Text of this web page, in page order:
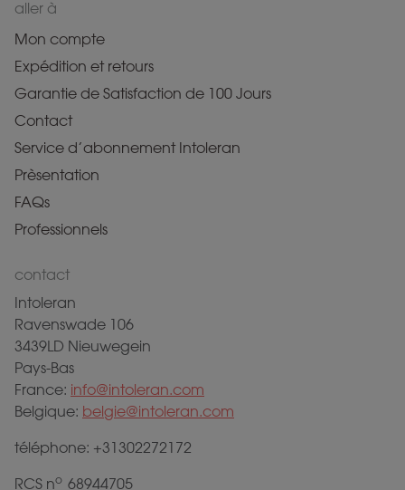
aller à
Mon compte
Expédition et retours
Garantie de Satisfaction de 100 Jours
Contact
Service d’abonnement Intoleran
Prèsentation
FAQs
Professionnels
contact
Intoleran
Ravenswade 106
3439LD Nieuwegein
Pays-Bas
France: info@intoleran.com
Belgique: belgie@intoleran.com
téléphone: +31302272172
RCS no 68944705